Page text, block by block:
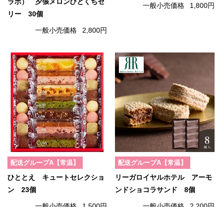
ラボ） 夕張メロンひとくちゼ
リー 30個
一般小売価格 2,800円
一般小売価格 1,800円
配送グループA【常温】
ひととえ キュートセレクショ
ン 23個
配送グループA【常温】
リーガロイヤルホテル アーモ
ンドショコラサンド 8個